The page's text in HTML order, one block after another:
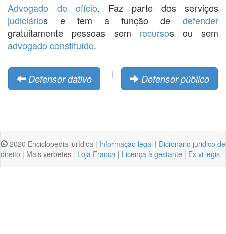
Advogado de ofício. Faz parte dos serviços
judiciários e tem a função de defender
gratuitamente pessoas sem recursos ou sem
advogado constituído.
Defensor dativo | Defensor público
2020 Enciclopedia jurídica | Informação legal | Dicionario juridico de
direito | Mais verbetes : Loja Franca | Licença à gestante | Ex vi legis